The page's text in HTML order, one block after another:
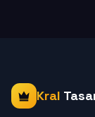
Kral